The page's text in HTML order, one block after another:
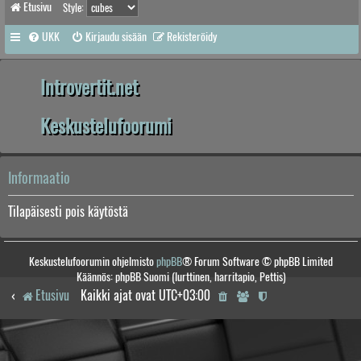
Etusivu Style:
UKK Kirjaudu sisään Rekisteröidy
Introvertit.net
Keskustelufoorumi
Informaatio
Tilapäisesti pois käytöstä
Keskustelufoorumin ohjelmistophpBB® Forum Software © phpBB Limited
Käännös: phpBB Suomi (lurttinen, harritapio, Pettis)
Etusivu Kaikki ajat ovat UTC+03:00